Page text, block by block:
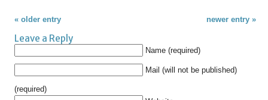
« older entry newer entry »
Leave a Reply
Name (required)
Mail (will not be published)
(required)